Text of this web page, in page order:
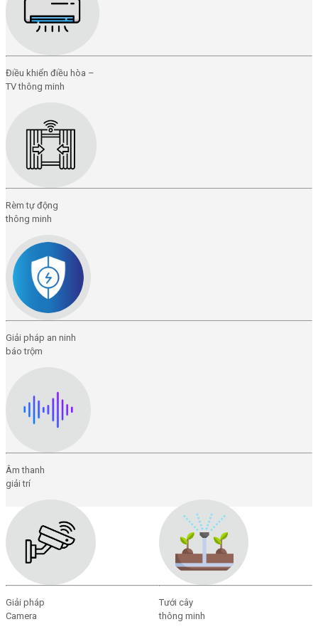
Điều khiển điều hòa –
TV thông minh
Rèm tự động
thông minh
Giải pháp an ninh
báo trộm
Âm thanh
giải trí
Giải pháp
Camera
Tưới cây
thông minh